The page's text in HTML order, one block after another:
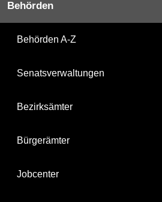
Behörden
Behörden A-Z
Senatsverwaltungen
Bezirksämter
Bürgerämter
Jobcenter